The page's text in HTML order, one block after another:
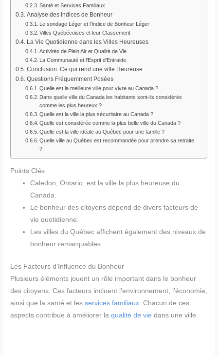
Santé et Services Familiaux
Analyse des Indices de Bonheur
Le sondage Léger et l’Indice de Bonheur Léger
Villes Québécoises et leur Classement
La Vie Quotidienne dans les Villes Heureuses
Activités de Plein Air et Qualité de Vie
La Communauté et l’Esprit d’Entraide
Conclusion: Ce qui rend une ville Heureuse
Questions Fréquemment Posées
Quelle est la meilleure ville pour vivre au Canada ?
Dans quelle ville du Canada les habitants sont-ils considérés
comme les plus heureux ?
Quelle est la ville la plus sécuritaire au Canada ?
Quelle est considérée comme la plus belle ville du Canada ?
Quelle est la ville idéale au Québec pour une famille ?
Quelle ville au Québec est recommandée pour prendre sa retraite
?
Points Clés
Caledon, Ontario, est la ville la plus heureuse du
Canada.
Le bonheur des citoyens dépend de divers facteurs de
vie quotidienne.
Les villes du Québec affichent également des niveaux de
bonheur remarquables.
Les Facteurs d’Influence du Bonheur
Plusieurs éléments jouent un rôle important dans le bonheur
des citoyens. Ces facteurs incluent l’environnement, l’économie,
ainsi que la santé et lesservices familiaux. Chacun de ces
aspects contribue à améliorer laqualité de vie dans une ville.